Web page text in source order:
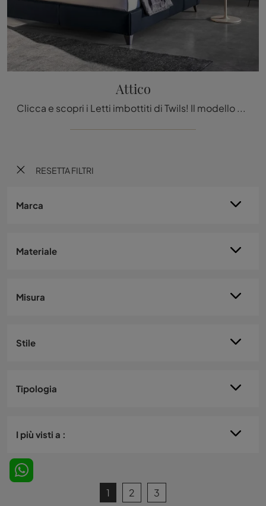
RESETTA FILTRI
Marca
Materiale
Misura
Stile
Tipologia
I più visti a :
Attico
Clicca e scopri i Letti imbottiti di Twils! Il modello Attico in pelle ti sta aspettando nelle versioni matrimoniali.
1 2 3